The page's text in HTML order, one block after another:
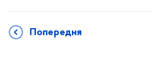
Попередня